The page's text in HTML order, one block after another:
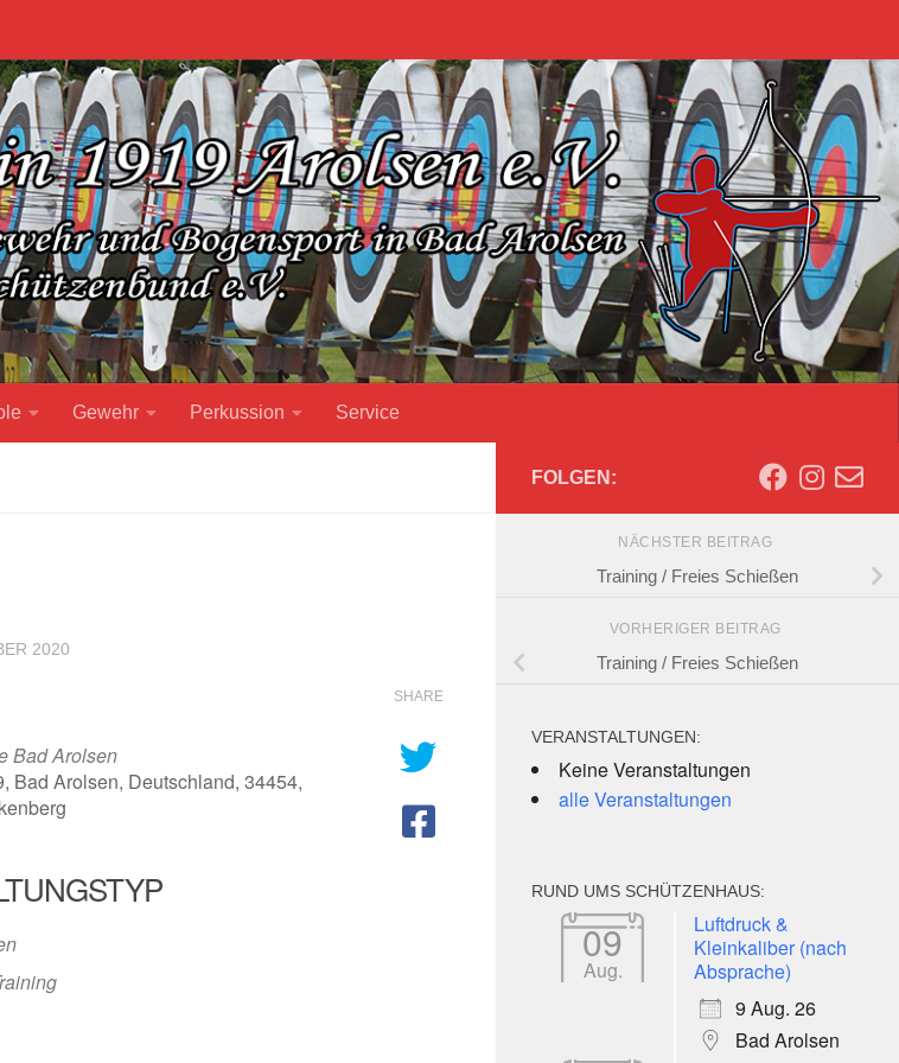
Gewehr Perkussion Service
2020
iCalendar Outlook Live
Bad Arolsen
Bad Arolsen, Deutschland, 34454,
SHARE
FOLGEN:
NÄCHSTER BEITRAG
Training / Freies Schießen
VORHERIGER BEITRAG
Training / Freies Schießen
VERANSTALTUNGEN:
Keine Veranstaltungen
alle Veranstaltungen
RUND UMS SCHÜTZENHAUS:
09
Aug.
Luftdruck &
Kleinkaliber (nach
Absprache)
9 Aug. 26
Bad Arolsen